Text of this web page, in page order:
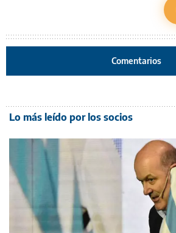
Comentarios
Lo más leído por los socios